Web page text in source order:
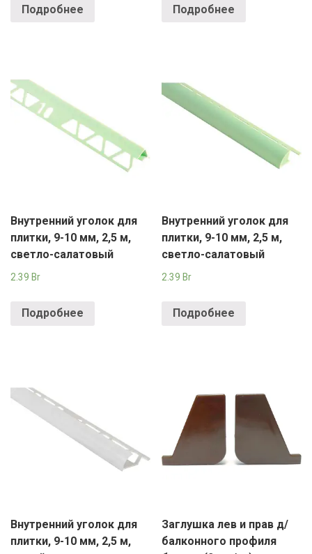
Подробнее Подробнее
Внутренний уголок для
плитки, 9-10 мм, 2,5 м,
светло-салатовый
2.39 Br
Подробнее
Внутренний уголок для
плитки, 9-10 мм, 2,5 м,
светло-салатовый
2.39 Br
Подробнее
Внутренний уголок для
плитки, 9-10 мм, 2,5 м,
Заглушка лев и прав д/
балконного профиля